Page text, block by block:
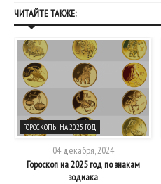
ЧИТАЙТЕ ТАКЖЕ:
ГОРОСКОПЫ НА 2025 ГОД
04 декабря, 2024
Гороскоп на 2025 год по знакам
зодиака